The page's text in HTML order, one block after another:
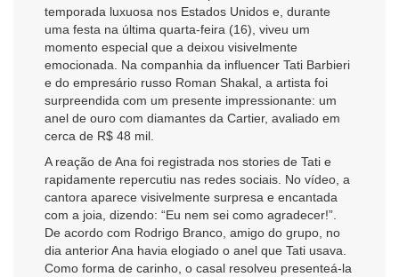
temporada luxuosa nos Estados Unidos e, durante
uma festa na última quarta-feira (16), viveu um
momento especial que a deixou visivelmente
emocionada. Na companhia da influencer Tati Barbieri
e do empresário russo Roman Shakal, a artista foi
surpreendida com um presente impressionante: um
anel de ouro com diamantes da Cartier, avaliado em
cerca de R$ 48 mil.
A reação de Ana foi registrada nos stories de Tati e
rapidamente repercutiu nas redes sociais. No vídeo, a
cantora aparece visivelmente surpresa e encantada
com a joia, dizendo: “Eu nem sei como agradecer!”.
De acordo com Rodrigo Branco, amigo do grupo, no
dia anterior Ana havia elogiado o anel que Tati usava.
Como forma de carinho, o casal resolveu presenteá-la